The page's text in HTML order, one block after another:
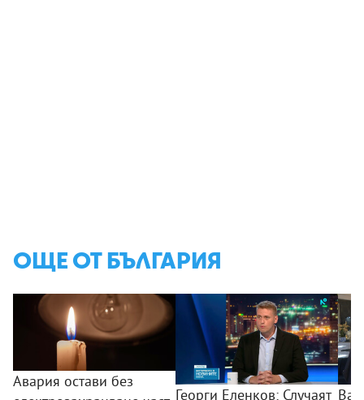
ОЩЕ ОТ БЪЛГАРИЯ
Авария остави без
Георги Еленков: Случаят